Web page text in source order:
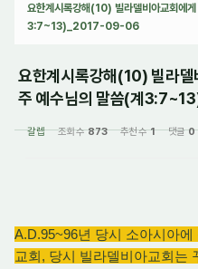
요한계시록강해(10) 빌라델비아교회에
3:7~13)_2017-09-06
요한계시록강해(10) 빌라델
주 예수님의 말씀(계
갈렙 조회 수873 추천 수1 댓글0
A.D.95~96년 당시 소아시아
교회, 당시 빌라델비아교회는